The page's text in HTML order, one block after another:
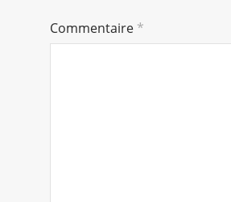
Commentaire *